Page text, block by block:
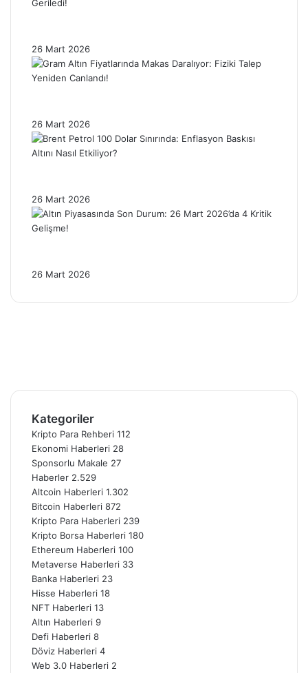
26 Mart 2026
26 Mart 2026
26 Mart 2026
26 Mart 2026
Kategoriler
Kripto Para Rehberi 112
Ekonomi Haberleri 28
Sponsorlu Makale 27
Haberler 2.529
Altcoin Haberleri 1.302
Bitcoin Haberleri 872
Kripto Para Haberleri 239
Kripto Borsa Haberleri 180
Ethereum Haberleri 100
Metaverse Haberleri 33
Banka Haberleri 23
Hisse Haberleri 18
NFT Haberleri 13
Altın Haberleri 9
Defi Haberleri 8
Döviz Haberleri 4
Web 3.0 Haberleri 2